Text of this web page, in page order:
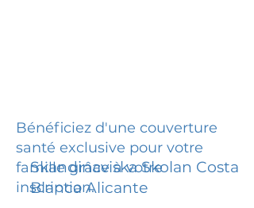
Bénéficiez d'une couverture
santé exclusive pour votre
famille grâce à votre
inscription.
Skandinaviska Skolan Costa
Blanca Alicante